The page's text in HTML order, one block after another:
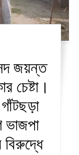
জয়ন্ত
চেষ্টা।
গাঁটছড়া
ভাজপা